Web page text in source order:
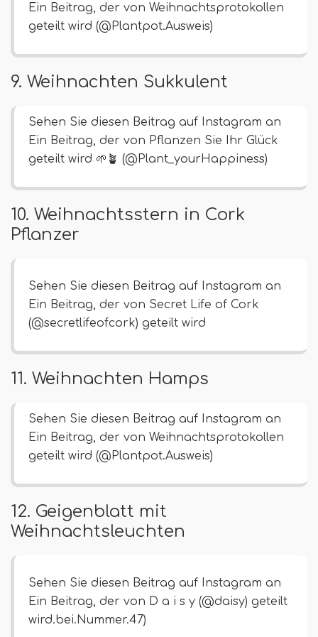
Ein Beitrag, der von Weihnachtsprotokollen
geteilt wird (@Plantpot.Ausweis)
9. Weihnachten Sukkulent
Sehen Sie diesen Beitrag auf Instagram an
Ein Beitrag, der von Pflanzen Sie Ihr Glück
geteilt wird 🌱🪴 (@Plant_yourHappiness)
10. Weihnachtsstern in Cork
Pflanzer
Sehen Sie diesen Beitrag auf Instagram an
Ein Beitrag, der von Secret Life of Cork
(@secretlifeofcork) geteilt wird
11. Weihnachten Hamps
Sehen Sie diesen Beitrag auf Instagram an
Ein Beitrag, der von Weihnachtsprotokollen
geteilt wird (@Plantpot.Ausweis)
12. Geigenblatt mit
Weihnachtsleuchten
Sehen Sie diesen Beitrag auf Instagram an
Ein Beitrag, der von D a i s y (@daisy) geteilt
wird.bei.Nummer.47)